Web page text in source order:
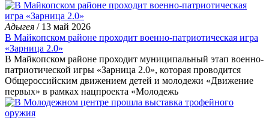
Адыгея / 13 май 2026
В Майкопском районе проходит военно-патриотическая игра
«Зарница 2.0»
В Майкопском районе проходит муниципальный этап военно-
патриотической игры «Зарница 2.0», которая проводится
Общероссийским движением детей и молодежи «Движение
первых» в рамках нацпроекта «Молодежь